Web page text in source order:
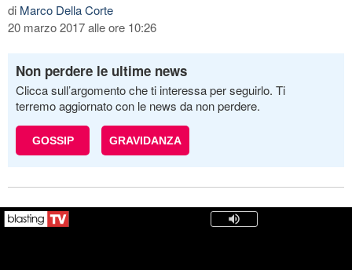
di Marco Della Corte
20 marzo 2017 alle ore 10:26
Non perdere le ultime news
Clicca sull’argomento che ti interessa per seguirlo. Ti
terremo aggiornato con le news da non perdere.
GOSSIP GRAVIDANZA